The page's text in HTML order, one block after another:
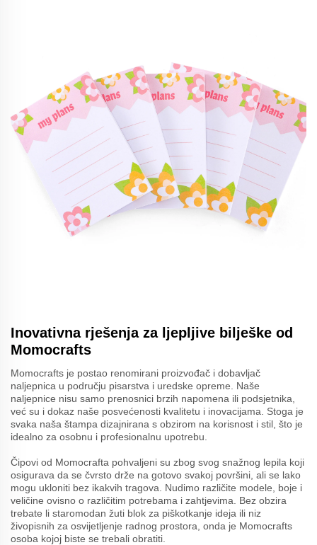
Inovativna rješenja za ljepljive bilješke od
Momocrafts
Momocrafts je postao renomirani proizvođač i dobavljač
naljepnica u području pisarstva i uredske opreme. Naše
naljepnice nisu samo prenosnici brzih napomena ili podsjetnika,
već su i dokaz naše posvećenosti kvalitetu i inovacijama. Stoga je
svaka naša štampa dizajnirana s obzirom na korisnost i stil, što je
idealno za osobnu i profesionalnu upotrebu.
Čipovi od Momocrafta pohvaljeni su zbog svog snažnog lepila koji
osigurava da se čvrsto drže na gotovo svakoj površini, ali se lako
mogu ukloniti bez ikakvih tragova. Nudimo različite modele, boje i
veličine ovisno o različitim potrebama i zahtjevima. Bez obzira
trebate li staromodan žuti blok za piškotkanje ideja ili niz
živopisnih za osvijetljenje radnog prostora, onda je Momocrafts
osoba kojoj biste se trebali obratiti.